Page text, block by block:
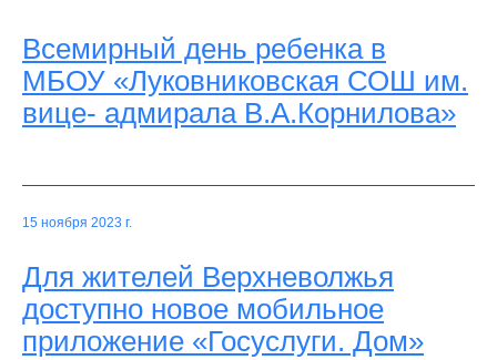
Всемирный день ребенка в
МБОУ «Луковниковская СОШ им.
вице- адмирала В.А.Корнилова»
15 ноября 2023 г.
Для жителей Верхневолжья
доступно новое мобильное
приложение «Госуслуги. Дом»